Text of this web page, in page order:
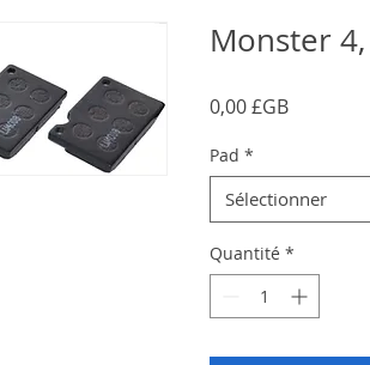
Monster
0,00 £GBPrix
Pad *
Sélectionner
Quantité *